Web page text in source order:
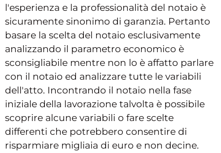
l'esperienza e la professionalità del notaio è
sicuramente sinonimo di garanzia. Pertanto
basare la scelta del notaio esclusivamente
analizzando il parametro economico è
sconsigliabile mentre non lo è affatto parlare
con il notaio ed analizzare tutte le variabili
dell'atto. Incontrando il notaio nella fase
iniziale della lavorazione talvolta è possibile
scoprire alcune variabili o fare scelte
differenti che potrebbero consentire di
risparmiare migliaia di euro e non decine.